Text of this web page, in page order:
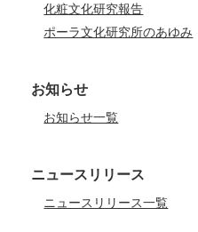
化粧文化研究報告
ポーラ文化研究所のあゆみ
お知らせ
お知らせ一覧
ニュースリリース
ニュースリリース一覧